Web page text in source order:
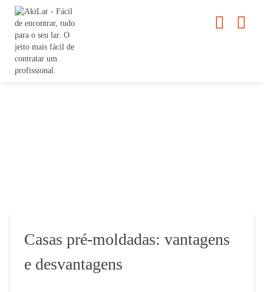
Casas pré-moldadas: vantagens
e desvantagens